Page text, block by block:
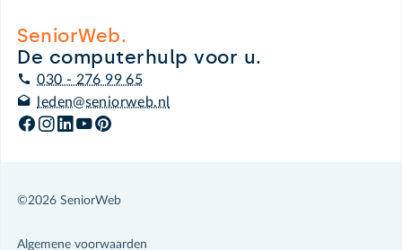
SeniorWeb.
De computerhulp voor u.
030 - 276 99 65
leden@seniorweb.nl
©2026 SeniorWeb
Algemene voorwaarden